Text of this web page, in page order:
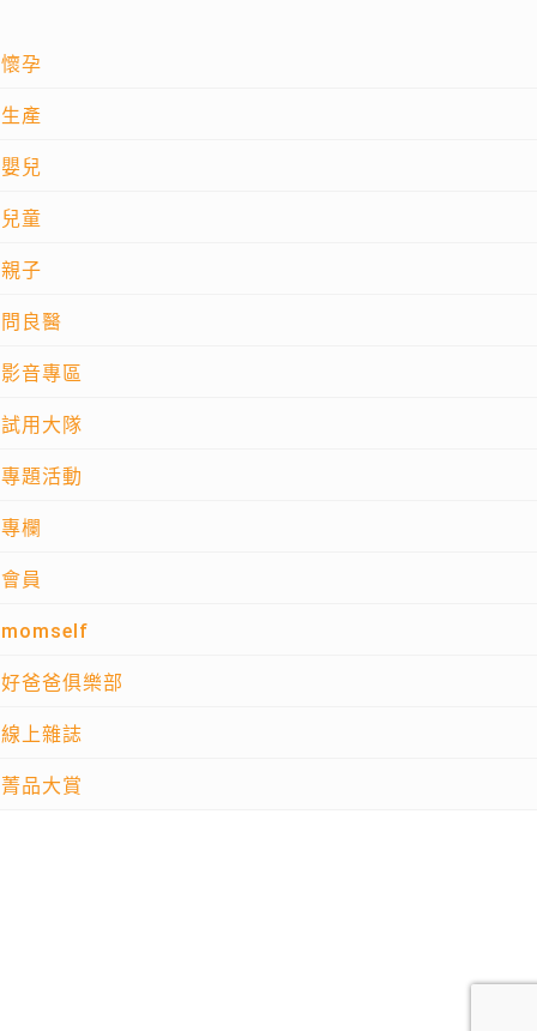
懷孕
生產
嬰兒
兒童
親子
問良醫
影音專區
試用大隊
專題活動
專欄
會員
momself
好爸爸俱樂部
線上雜誌
菁品大賞